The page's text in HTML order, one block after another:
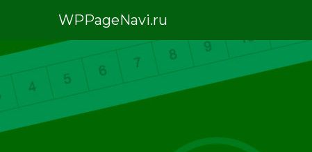
WPPageNavi.ru